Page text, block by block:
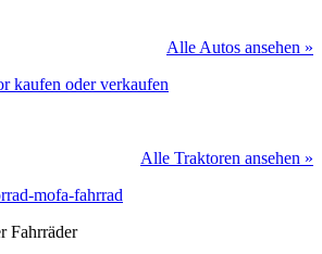
Alle Autos ansehen »
Alle Traktoren ansehen »
Fahrräder